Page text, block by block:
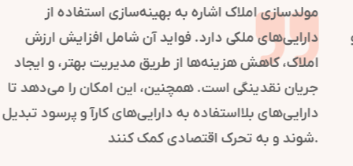
روابط عمومی در سازمان‌ها نقش کلیدی در شکل‌گیری و
حفظ تصویر مثبت دارد. این فرایند با مدیریت ارتباطات و
اطلاع‌رسانی، اعتماد و شهرت سازمان را تقویت می‌کند.
استراتژی‌های روابط عمومی به موقعیت‌یابی برند کمک
کرده و پیام‌های مهم سازمانی را به ذینفعان می‌رسانند.
همچنین، در مواقع بحران، روابط عمومی کلیدی است تا